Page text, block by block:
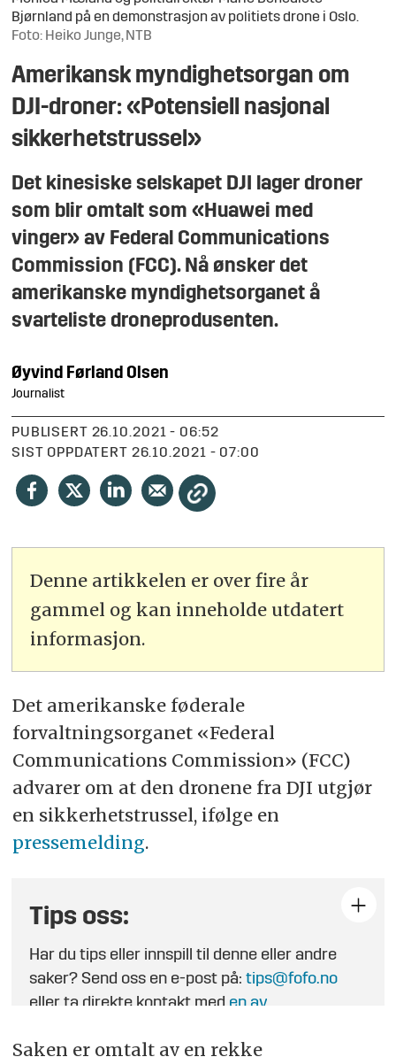
Bjørnland på en demonstrasjon av politiets drone i Oslo.
Foto: Heiko Junge, NTB
Amerikansk myndighetsorgan om
DJI-droner: «Potensiell nasjonal
sikkerhetstrussel»
Det kinesiske selskapet DJI lager droner
som blir omtalt som «Huawei med
vinger» av Federal Communications
Commission (FCC). Nå ønsker det
amerikanske myndighetsorganet å
svarteliste droneprodusenten.
Øyvind Førland Olsen
Journalist
PUBLISERT
26.10.2021 - 06:52
SIST OPPDATERT
26.10.2021 - 07:00
Denne artikkelen er over fire år
gammel og kan inneholde utdatert
informasjon.
Det amerikanske føderale
forvaltningsorganet «Federal
Communications Commission» (FCC)
advarer om at den dronene fra DJI utgjør
en sikkerhetstrussel, ifølge en
pressemelding.
Tips oss:
Har du tips eller innspill til denne eller andre
saker? Send oss en e-post på:tips@fofo.no
eller ta direkte kontakt med en av
Saken er omtalt av en rekke